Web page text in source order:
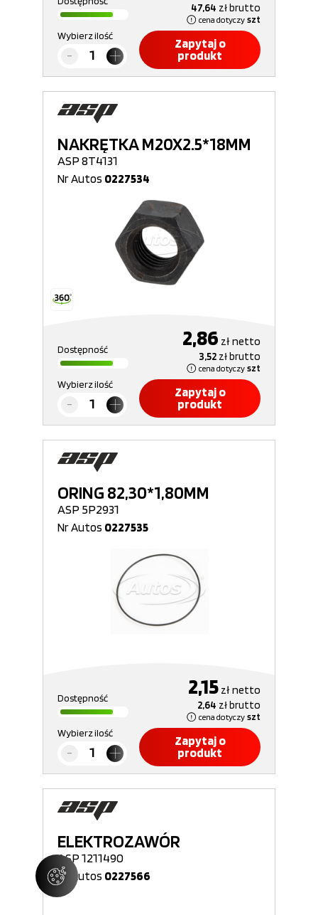
47,64 złbrutto
cena dotyczy szt
Wybierz ilość
Zapytaj o
produkt
NAKRĘTKA M20X2.5*18MM
ASP 8T4131
Nr Autos 0227534
Dostępność 2,86 złnetto
3,52 złbrutto
cena dotyczy szt
Wybierz ilość
Zapytaj o
produkt
ORING 82,30*1,80MM
ASP 5P2931
Nr Autos 0227535
Dostępność 2,15 złnetto
2,64 złbrutto
cena dotyczy szt
Wybierz ilość
Zapytaj o
produkt
ELEKTROZAWÓR
ASP 1211490
Nr Autos 0227566